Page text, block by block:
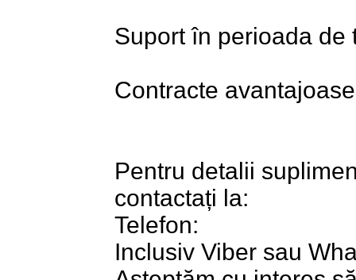
Suport în perioada de
Contracte
Pentru detalii
contactați la:
Telefon:
Inclusiv Viber sau